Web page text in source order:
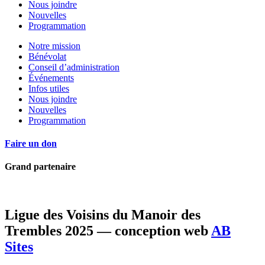
Nous joindre
Nouvelles
Programmation
Notre mission
Bénévolat
Conseil d’administration
Événements
Infos utiles
Nous joindre
Nouvelles
Programmation
Faire un don
Grand partenaire
Ligue des Voisins du Manoir des
Trembles 2025 — conception webAB
Sites